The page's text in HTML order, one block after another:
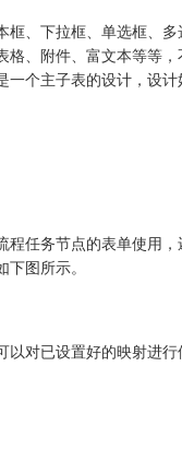
、下拉框、单选框、
、附件、富文本等等
个主子表的设计，设
任务节点的表单使用
图所示。
对已设置好的映射进